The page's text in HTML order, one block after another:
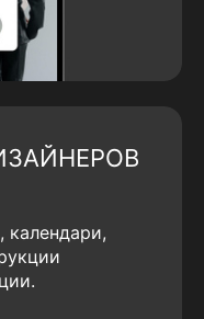
календари,